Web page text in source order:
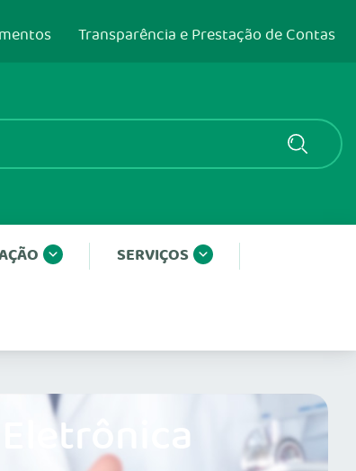
Transparência e Prestação de Contas
SERVIÇOS